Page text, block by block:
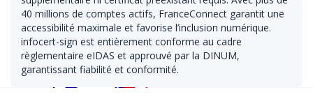
40 millions de comptes actifs, FranceConnect garantit une
accessibilité maximale et favorise l’inclusion numérique.
infocert-sign est entièrement conforme au cadre
règlementaire eIDAS et approuvé par la DINUM,
garantissant fiabilité et conformité.